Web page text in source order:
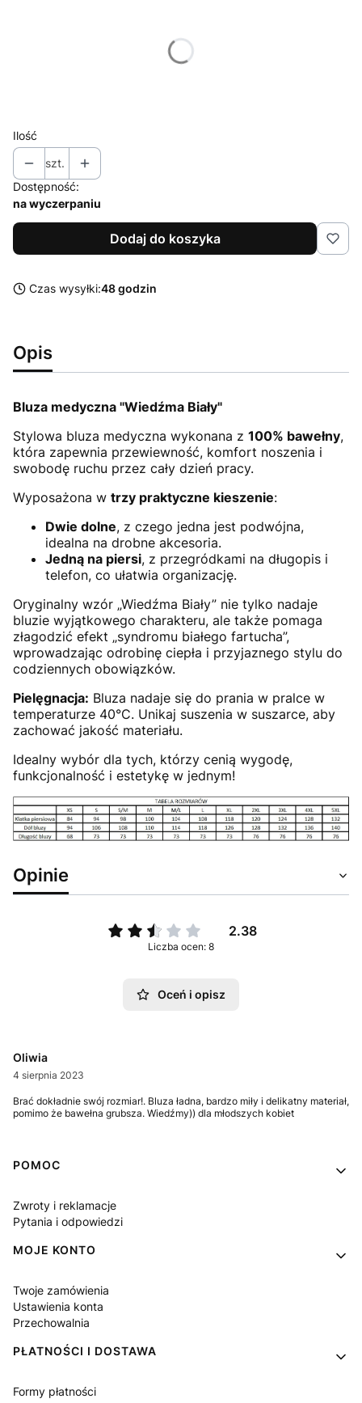
Ilość
szt.
Dostępność:
na wyczerpaniu
Dodaj do koszyka
Czas wysyłki:48 godzin
Opis
Bluza medyczna "Wiedźma Biały"
Stylowa bluza medyczna wykonana z 100% bawełny,
która zapewnia przewiewność, komfort noszenia i
swobodę ruchu przez cały dzień pracy.
Wyposażona w trzy praktyczne kieszenie:
Dwie dolne, z czego jedna jest podwójna,
idealna na drobne akcesoria.
Jedną na piersi, z przegródkami na długopis i
telefon, co ułatwia organizację.
Oryginalny wzór „Wiedźma Biały” nie tylko nadaje
bluzie wyjątkowego charakteru, ale także pomaga
złagodzić efekt „syndromu białego fartucha”,
wprowadzając odrobinę ciepła i przyjaznego stylu do
codziennych obowiązków.
Pielęgnacja: Bluza nadaje się do prania w pralce w
temperaturze 40°C. Unikaj suszenia w suszarce, aby
zachować jakość materiału.
Idealny wybór dla tych, którzy cenią wygodę,
funkcjonalność i estetykę w jednym!
Opinie
2.38
Liczba ocen: 8
Oceń i opisz
Oliwia
4 sierpnia 2023
Brać dokładnie swój rozmiar!. Bluza ładna, bardzo miły i delikatny materiał,
pomimo że bawełna grubsza. Wiedźmy)) dla młodszych kobiet
Linki w stopce
POMOC
Zwroty i reklamacje
Pytania i odpowiedzi
MOJE KONTO
Twoje zamówienia
Ustawienia konta
Przechowalnia
PŁATNOŚCI I DOSTAWA
Formy płatności